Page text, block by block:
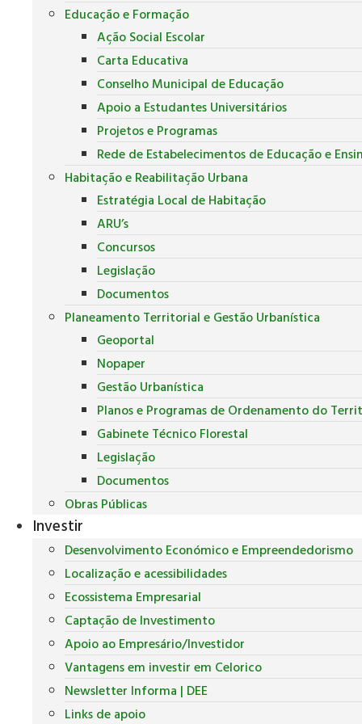
Educação e Formação
Ação Social Escolar
Carta Educativa
Conselho Municipal de Educação
Apoio a Estudantes Universitários
Projetos e Programas
Rede de Estabelecimentos de Educação e
Habitação e Reabilitação Urbana
Estratégia Local de Habitação
ARU’s
Concursos
Legislação
Documentos
Planeamento Territorial e Gestão Urbanística
Geoportal
Nopaper
Gestão Urbanística
Planos e Programas de Ordenamento do
Gabinete Técnico Florestal
Legislação
Documentos
Obras Públicas
Investir
Desenvolvimento Económico e Empreendedorismo
Localização e acessibilidades
Ecossistema Empresarial
Captação de Investimento
Apoio ao Empresário/Investidor
Vantagens em investir em Celorico
Newsletter Informa | DEE
Links de apoio